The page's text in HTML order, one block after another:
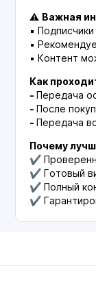
⚠ Важная
▪ Подписчики
▪
▪ Контент
Как
- Передача
- После
- Передача
Почему
✔
✔ Готовый
✔ Полный
✔